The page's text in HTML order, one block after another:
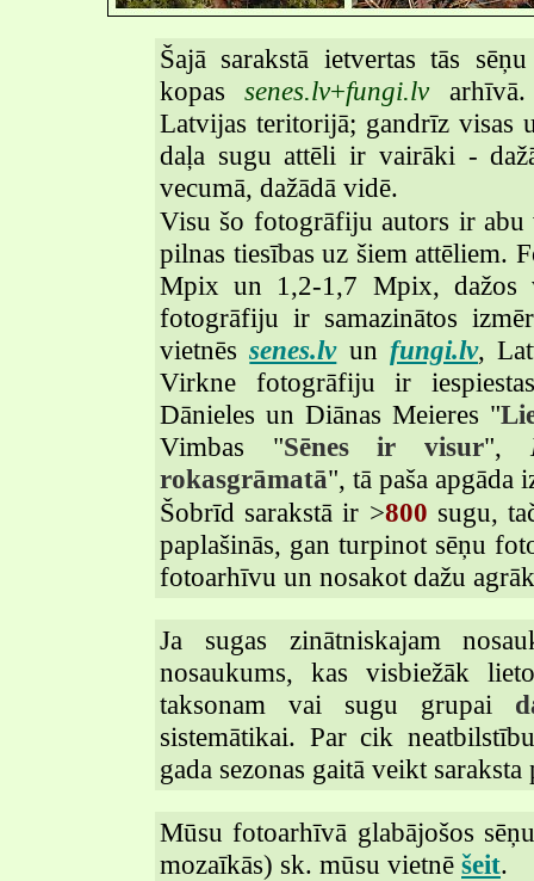
Šajā sarakstā ietvertas tās
kopassenes.lv+fungi.lvarhīvā.
Latvijas teritorijā; gandrīz visas
daļa sugu attēli ir vairāki -
vecumā, dažādā vidē.
Visu šo fotogrāfiju autors ir abu
pilnas tiesības uz šiem
Mpix un 1,2-1,7 Mpix, dažos
fotogrāfiju ir samazinātos
vietnēssenes.lvunfungi.lv,
Virkne fotogrāfiju ir
Dānieles un Diānas Meieres "
Vimbas "Sēnes ir visur",
rokasgrāmatā", tā paša apgāda
Šobrīd sarakstā ir >800 sugu,
paplašinās, gan turpinot sēņu
fotoarhīvu un nosakot dažu
Ja sugas zinātniskajam
nosaukums, kas visbiežāk
taksonam vai sugu grupai
sistemātikai. Par cik
gada sezonas gaitā veikt
Mūsu fotoarhīvā glabājošos
mozaīkās) sk. mūsu vietnē šeit.